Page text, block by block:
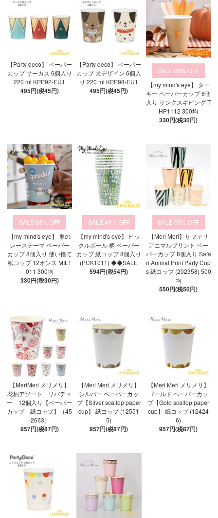
【Party deco】 ペーパー
カップ サーカス 6個入り
220 ml KPP92-EU1
495円(税45円)
【Party deco】 ペーパー
カップ 犬デザイン 6個入
り 220 ml KPP98-EU1
495円(税45円)
68%
【my mind's eye】 ター
キー ペーパーカップ 8個
入り サンクスギビング T
HP1112 300均
330円(税30円)
63%
【my mind's eye】 車の
レーステーマ ペーパー
カップ 8個入り 使い捨て
紙コップ 12オンス MIL1
011 300均
330円(税30円)
40%
【my mind's eye】 ピッ
クルボール 柄 ペーパー
カップ 紙コップ 8個入り
(PCK1011) ◆◆SALE
594円(税54円)
50%
【Meri Meri】サファリ
アニマルプリント ペー
パーカップ 8個入り Safa
ri Animal Print Party Cup
s 紙コップ (202358) 500
均
550円(税50円)
【MeriMeri メリメリ】
花柄アソート リバティ
ー 12個入り【ペーパー
カップ 紙コップ】（45
-2663）
957円(税87円)
【Meri Meri メリメリ】
シルバー ペーパーカッ
プ【Silver scallop paper
cup】 紙コップ (12551
5)
957円(税87円)
【Meri Meri メリメリ】
ゴールド ペーパーカッ
プ【Gold scallop paper
cup】 紙コップ (12424
6)
957円(税87円)